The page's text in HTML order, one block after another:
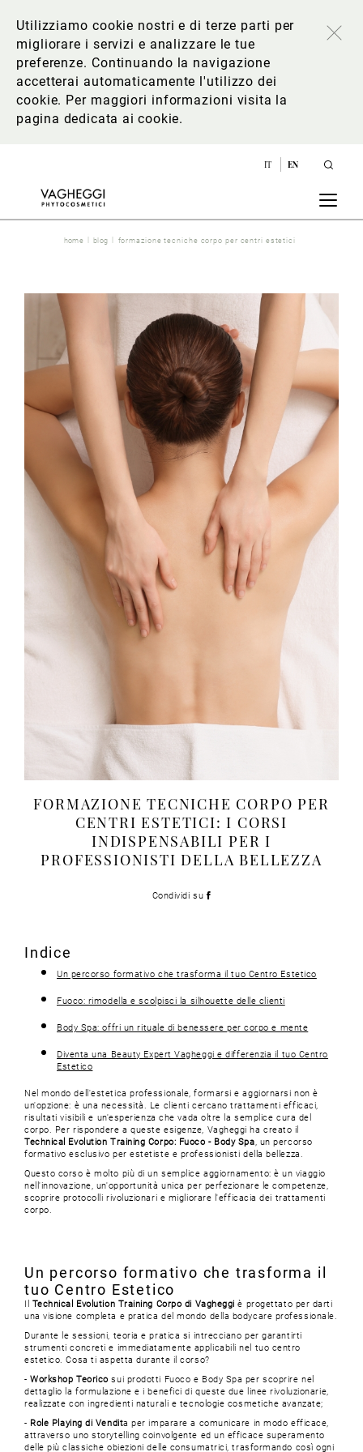
Utilizziamo cookie nostri e di terze parti per
migliorare i servizi e analizzare le tue
preferenze. Continuando la navigazione
accetterai automaticamente l'utilizzo dei
cookie. Per maggiori informazioni visita la
pagina dedicata ai cookie.
IT EN
home blog formazione tecniche corpo per centri estetici
FORMAZIONE TECNICHE CORPO PER
CENTRI ESTETICI: I CORSI
INDISPENSABILI PER I
PROFESSIONISTI DELLA BELLEZZA
Condividi su
Indice
Un percorso formativo che trasforma il tuo Centro Estetico
Fuoco: rimodella e scolpisci la silhouette delle clienti
Body Spa: offri un rituale di benessere per corpo e mente
Diventa una Beauty Expert Vagheggi e differenzia il tuo Centro
Estetico
Nel mondo dell'estetica professionale, formarsi e aggiornarsi non è
un'opzione: è una necessità. Le clienti cercano trattamenti efficaci,
risultati visibili e un'esperienza che vada oltre la semplice cura del
corpo. Per rispondere a queste esigenze, Vagheggi ha creato il
Technical Evolution Training Corpo: Fuoco - Body Spa, un percorso
formativo esclusivo per estetiste e professionisti della bellezza.
Questo corso è molto più di un semplice aggiornamento: è un viaggio
nell'innovazione, un'opportunità unica per perfezionare le competenze,
scoprire protocolli rivoluzionari e migliorare l'efficacia dei trattamenti
corpo.
Un percorso formativo che trasforma il
tuo Centro Estetico
Il Technical Evolution Training Corpo di Vagheggi è progettato per darti
una visione completa e pratica del mondo della bodycare professionale.
Durante le sessioni, teoria e pratica si intrecciano per garantirti
strumenti concreti e immediatamente applicabili nel tuo centro
estetico. Cosa ti aspetta durante il corso?
-Workshop Teoricosui prodotti Fuoco e Body Spa per scoprire nel
dettaglio la formulazione e i benefici di queste due linee rivoluzionarie,
realizzate con ingredienti naturali e tecnologie cosmetiche avanzate;
- Role Playing di Vendita per imparare a comunicare in modo efficace,
attraverso uno storytelling coinvolgente ed un efficace superamento
delle più classiche obiezioni delle consumatrici, trasformando così ogni